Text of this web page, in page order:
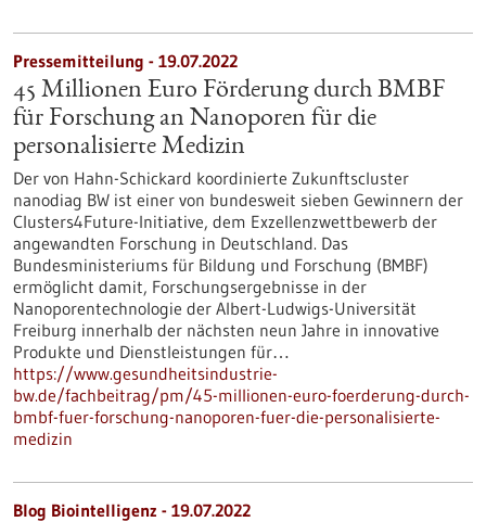
Pressemitteilung - 19.07.2022
45 Millionen Euro Förderung durch BMBF
für Forschung an Nanoporen für die
personalisierte Medizin
Der von Hahn-Schickard koordinierte Zukunftscluster
nanodiag BW ist einer von bundesweit sieben Gewinnern der
Clusters4Future-Initiative, dem Exzellenzwettbewerb der
angewandten Forschung in Deutschland. Das
Bundesministeriums für Bildung und Forschung (BMBF)
ermöglicht damit, Forschungsergebnisse in der
Nanoporentechnologie der Albert-Ludwigs-Universität
Freiburg innerhalb der nächsten neun Jahre in innovative
Produkte und Dienstleistungen für…
https://www.gesundheitsindustrie-
bw.de/fachbeitrag/pm/45-millionen-euro-foerderung-durch-
bmbf-fuer-forschung-nanoporen-fuer-die-personalisierte-
medizin
Blog Biointelligenz - 19.07.2022